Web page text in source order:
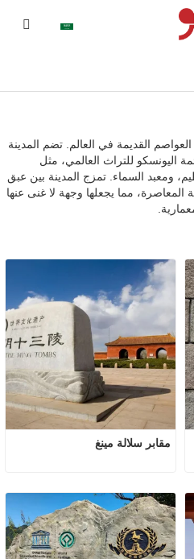
القديمة في العالم. تضم المدينة
اليونسكو للتراث العالمي، مثل
ومعبد السماء. تمزج المدينة بين عبق
المعاصرة، مما يجعلها وجهة لا غنى عنها
مقابر سلالة مينغ